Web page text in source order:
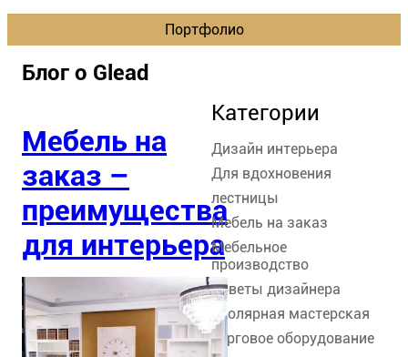
Портфолио
Блог о Glead
Мебель на
заказ –
преимущества
для интерьера
Категории
Дизайн интерьера
Для вдохновения
лестницы
Мебель на заказ
Мебельное
производство
Советы дизайнера
Столярная мастерская
торговое оборудование